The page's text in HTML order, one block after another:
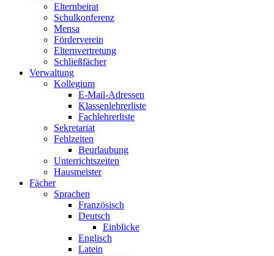
Elternbeirat
Schulkonferenz
Mensa
Förderverein
Elternvertretung
Schließfächer
Verwaltung
Kollegium
E-Mail-Adressen
Klassenlehrerliste
Fachlehrerliste
Sekretariat
Fehlzeiten
Beurlaubung
Unterrichtszeiten
Hausmeister
Fächer
Sprachen
Französisch
Deutsch
Einblicke
Englisch
Latein